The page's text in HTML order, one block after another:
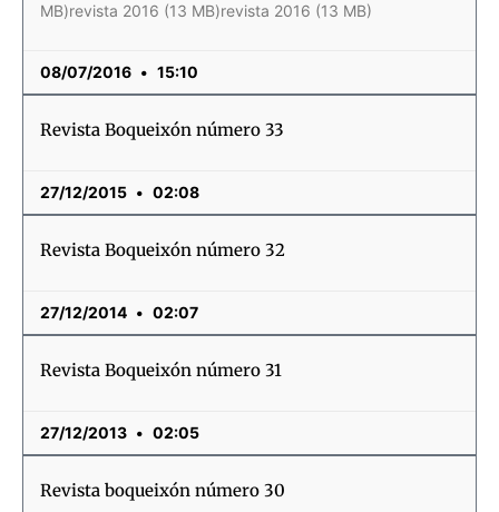
MB)revista 2016 (13 MB)revista 2016 (13 MB)
08/07/2016 15:10
Revista Boqueixón número 33
27/12/2015 02:08
Revista Boqueixón número 32
27/12/2014 02:07
Revista Boqueixón número 31
27/12/2013 02:05
Revista boqueixón número 30